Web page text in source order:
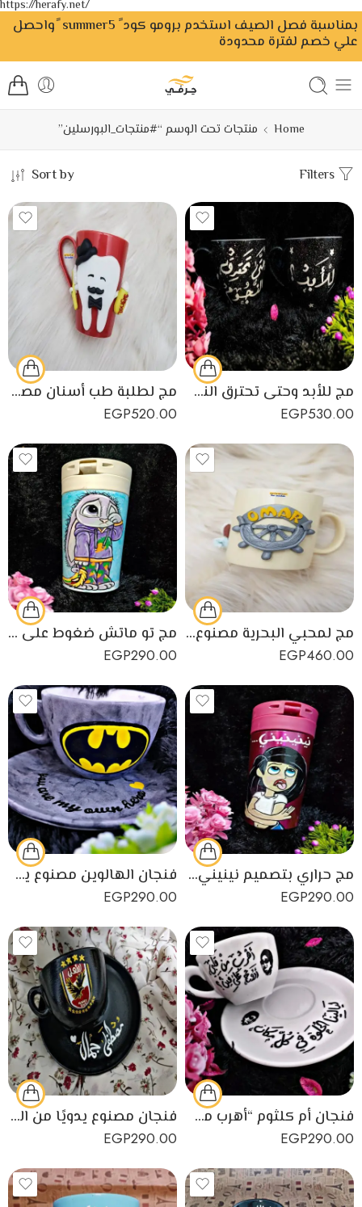
https://herafy.net/
بمناسبة فصل الصيف استخدم برومو كود ً summer5 ًواحصل
علي خصم لفترة محدودة
Home منتجات تحت الوسم “#منتجات_البورسلين”
Sort by
مج للأبد وحتى تحترق النجوم مصنوع يدويًا من البورسلين
EGP530.00
مج لطلبة طب أسنان مصنوع يدويًا من البورسلين المستورد
EGP520.00
مج لمحبي البحرية مصنوع يدويًا من البورسلين المستورد
EGP460.00
مج تو ماتش ضغوط على كتكوت صغنطوت مصنوع من البورسلين
EGP290.00
مج حراري بتصميم نينيني مصنوع من البورسلين
EGP290.00
فنجان الهالوين مصنوع يدويًا من البورسلين
EGP290.00
فنجان أم كلثوم “أهرب من قلبي أروح على فين” مصنوع من البورسلين
EGP290.00
فنجان مصنوع يدويًا من البورسلين لمحبي النادي الأهلي
EGP290.00